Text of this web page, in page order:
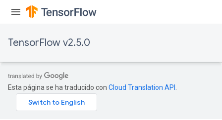
TensorFlow v2.5.0
Esta página se ha traducido con Cloud Translation API